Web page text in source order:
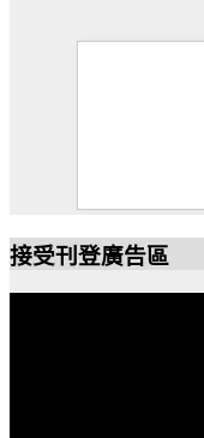
接受刊登廣告區